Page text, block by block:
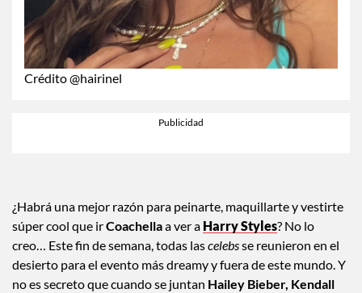
Crédito @hairinel
¿Habrá una mejor razón para peinarte, maquillarte y vestirte
súper cool que irCoachellaa ver a Harry Styles? No lo
creo… Este fin de semana, todas lascelebsse reunieron en el
desierto para el evento más dreamy y fuera de este mundo. Y
no es secreto que cuando se juntan Hailey Bieber, Kendall